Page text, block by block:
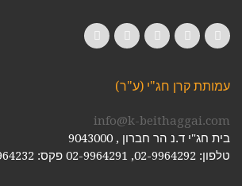
עמותת קרן חג"י (ע"ר)
info@k-beithaggai.com
בית חג"י ד.נ הר חברון , 9043000
טלפון: 02-9964292, 02-9964291
פקס: 02-9964232